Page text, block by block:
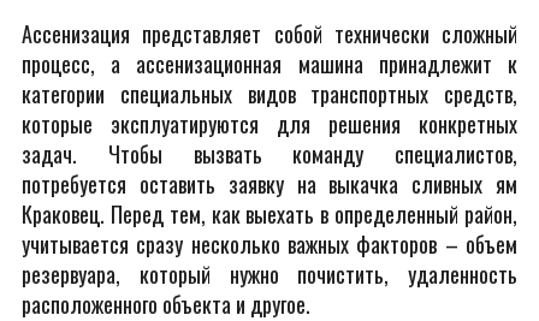
Ассенизация представляет собой технически сложный
процесс, а ассенизационная машина принадлежит к
категории специальных видов транспортных средств,
которые эксплуатируются для решения конкретных
задач. Чтобы вызвать команду специалистов,
потребуется оставить заявку на выкачка сливных ям
Краковец. Перед тем, как выехать в определенный район,
учитывается сразу несколько важных факторов – объем
резервуара, который нужно почистить, удаленность
расположенного объекта и другое.